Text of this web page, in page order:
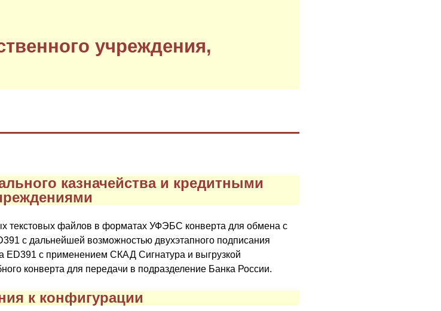
учреждения,
казначейства и кредитными
текстовых файлов в форматах УФЭБС конверта для обмена с
с дальнейшей возможностью двухэтапного подписания
ED391 с применением СКАД Сигнатура и выгрузкой
конверта для передачи в подразделение Банка России.
к конфигурации